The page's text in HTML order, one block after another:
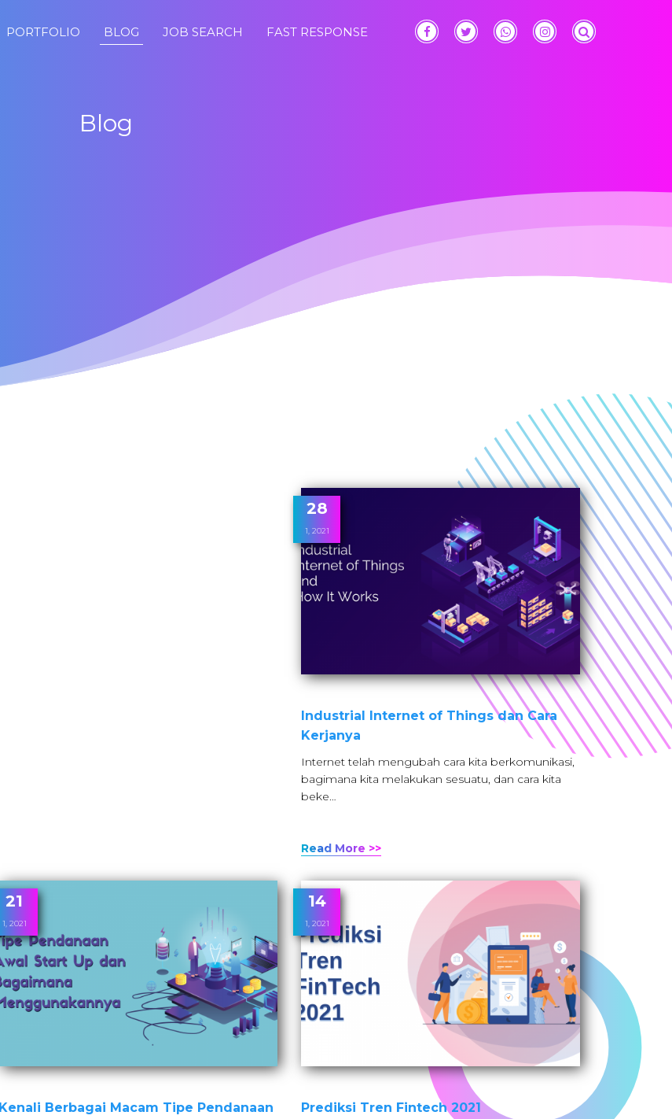
PORTFOLIO BLOG JOB SEARCH FAST RESPONSE
Blog
28
1, 2021
Industrial Internet of Things dan Cara
Kerjanya
Internet telah mengubah cara kita berkomunikasi,
bagimana kita melakukan sesuatu, dan cara kita
beke…
Read More >>
21
1, 2021
Kenali Berbagai Macam Tipe Pendanaan
14
1, 2021
Prediksi Tren Fintech 2021